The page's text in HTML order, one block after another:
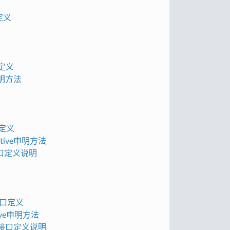
义
义
方法
义
申明方法
定义说明
定义
申明方法
口定义说明